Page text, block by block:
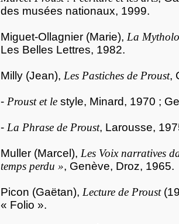
des musées nationaux, 1999.
Miguet-Ollagnier (Marie), La
Les Belles Lettres, 1982.
Milly (Jean), Les Pastiches de Proust,
- Proust et le style, Minard, 1970 ;
- La Phrase de Proust, Larousse,
Muller (Marcel), Les Voix narratives
temps perdu », Genève, Droz, 1965.
Picon (Gaëtan), Lecture de Proust
« Folio ».